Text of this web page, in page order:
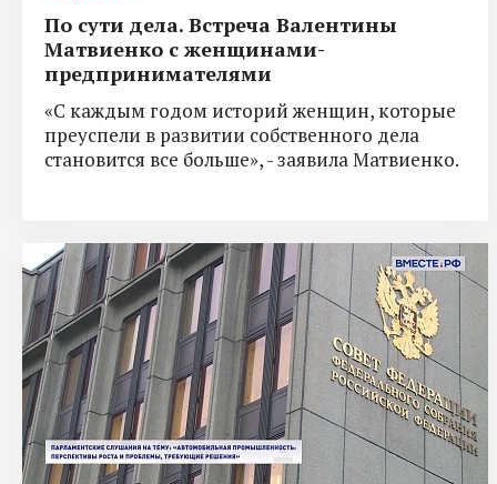
По сути дела. Встреча Валентины
Матвиенко с женщинами-
предпринимателями
«С каждым годом историй женщин, которые
преуспели в развитии собственного дела
становится все больше», - заявила Матвиенко.